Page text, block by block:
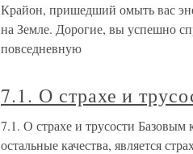
Крайон, пришедший омыть вас
на Земле. Дорогие, вы успешно
повседневную
7.1. О страхе и
7.1. О страхе и трусости Базовым
остальные качества, является